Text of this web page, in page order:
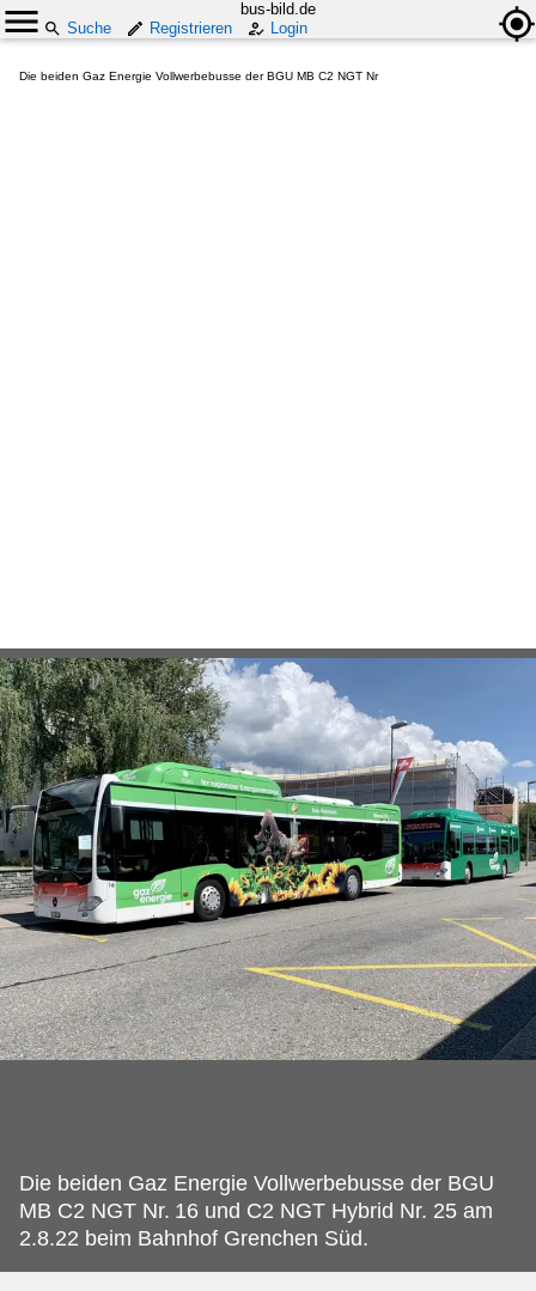
bus-bild.de
Suche
Registrieren Login
Die beiden Gaz Energie Vollwerbebusse der BGU MB C2 NGT Nr
Die beiden Gaz Energie Vollwerbebusse der BGU
MB C2 NGT Nr. 16 und C2 NGT Hybrid Nr. 25 am
2.8.22 beim Bahnhof Grenchen Süd.